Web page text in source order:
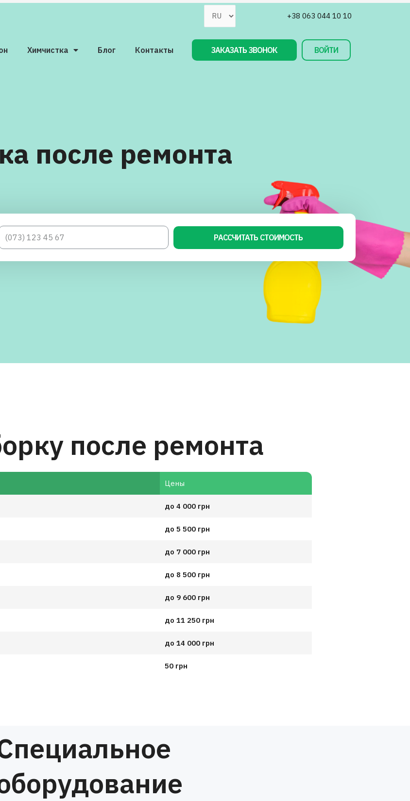
+38 063 044 10 10
Химчистка Блог Контакты ЗАКАЗАТЬ ЗВОНОК ВОЙТИ
после ремонта
РАССЧИТАТЬ СТОИМОСТЬ
после ремонта
Цены
до 4 000 грн
до 5 500 грн
до 7 000 грн
до 8 500 грн
до 9 600 грн
до 11 250 грн
до 14 000 грн
50 грн